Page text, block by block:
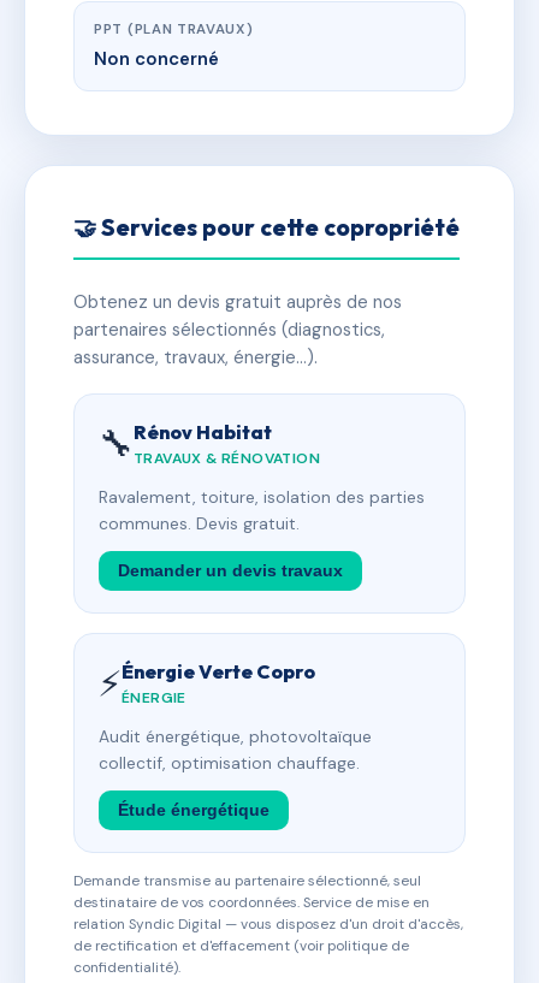
PPT (PLAN TRAVAUX)
Non concerné
🤝 Services pour cette copropriété
Obtenez un devis gratuit auprès de nos
partenaires sélectionnés (diagnostics,
assurance, travaux, énergie…).
🔧 Rénov Habitat
TRAVAUX & RÉNOVATION
Ravalement, toiture, isolation des parties
communes. Devis gratuit.
Demander un devis travaux
⚡Énergie Verte Copro
ÉNERGIE
Audit énergétique, photovoltaïque
collectif, optimisation chauffage.
Étude énergétique
Demande transmise au partenaire sélectionné, seul
destinataire de vos coordonnées. Service de mise en
relation Syndic Digital — vous disposez d'un droit d'accès,
de rectification et d'effacement (voir politique de
confidentialité).